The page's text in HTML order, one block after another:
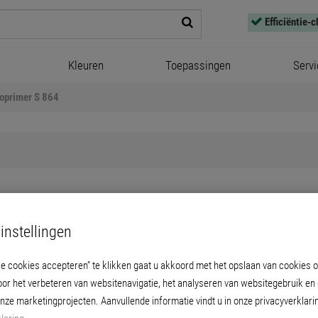
Efficiëntie-
Kleuren Toepassingen
S 864
2K-EP Varioprimer S 864
bevorderende primer voor
kunststoffen,
cookies accepteren” te klikken gaat u akkoord met het opslaan van cookies
het verbeteren van websitenavigatie, het analyseren van websitegebruik en
marketingprojecten. Aanvullende informatie vindt u in onze